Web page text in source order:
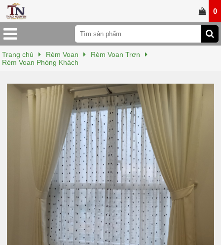
0
Trang chủ Rèm Voan
Rèm Voan Trơn
Rèm Voan Phòng Khách